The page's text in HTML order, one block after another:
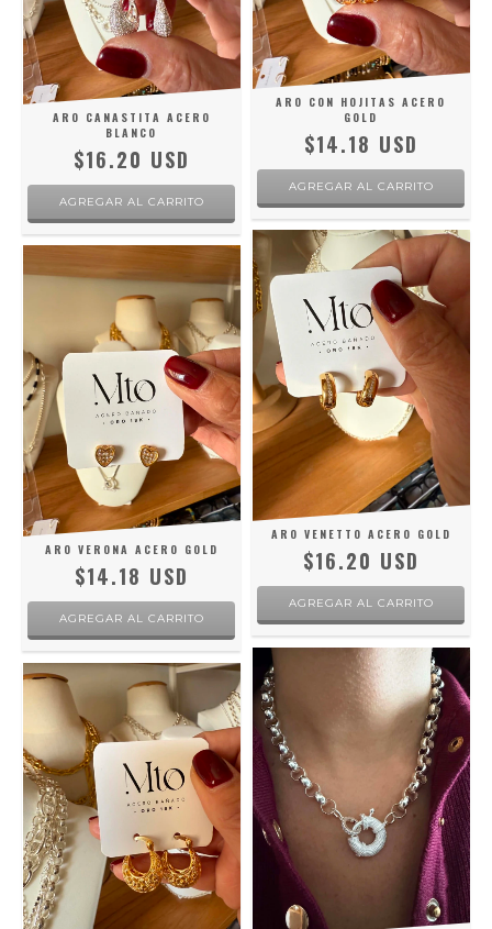
ARO CANASTITA ACERO
BLANCO
$16.20 USD
ARO CON HOJITAS ACERO
GOLD
$14.18 USD
ARO VERONA ACERO GOLD
$14.18 USD
ARO VENETTO ACERO GOLD
$16.20 USD